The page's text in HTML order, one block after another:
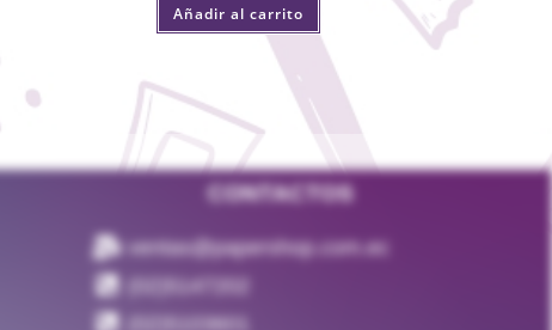
Añadir al carrito
CONTACTOS
ventas@papershop.com.ec
(02)5147202
(02)5103601